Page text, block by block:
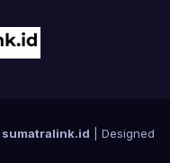
sumatralink.id | Designed